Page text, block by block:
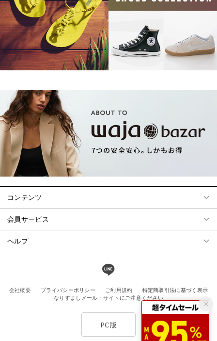
コンテンツ
会員サービス
ヘルプ
会社概要 プライバシーポリシー ご利用規約
特定商取引法に基づく表示
なりすましメール・サイトにご注意ください
PC版